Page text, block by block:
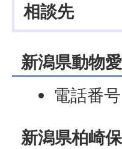
相談先
新潟県動物
電話番
新潟県柏崎